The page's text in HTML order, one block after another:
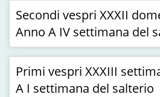
Secondi vespri XXXII
Anno A IV settimana del
Primi vespri XXXIII
A I settimana del salterio